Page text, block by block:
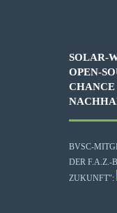
SOLAR-
OPEN-
BVSC-
DER F.A.Z.-
ZUKUNFT":